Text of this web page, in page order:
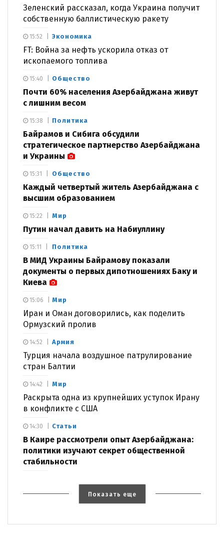
Зеленский рассказал, когда Украина получит
собственную баллистическую ракету
Экономика
FT: Война за нефть ускорила отказ от
ископаемого топлива
15:52
Общество
Почти 60% населения Азербайджана живут
с лишним весом
15:40
Политика
Байрамов и Сибига обсудили
стратегическое партнерство Азербайджана
и Украины
15:38
Общество
Каждый четвертый житель Азербайджана с
высшим образованием
15:31
Мир
Путин начал давить на Набиуллину
15:22
Политика
В МИД Украины Байрамову показали
документы о первых дипотношениях Баку и
Киева
15:11
Мир
Иран и Оман договорились, как поделить
Ормузский пролив
15:06
Армия
Турция начала воздушное патрулирование
стран Балтии
14:52
Мир
Раскрыта одна из крупнейших уступок Ирану
в конфликте с США
14:42
Статьи
В Каире рассмотрели опыт Азербайджана:
политики изучают секрет общественной
стабильности
14:30
Показать еще